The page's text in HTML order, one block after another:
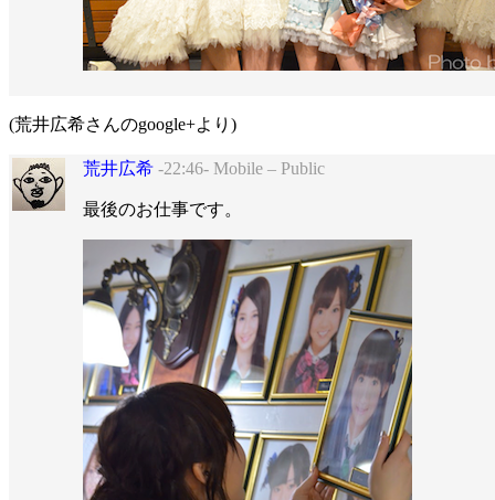
(荒井広希さんのgoogle+より)
荒井広希 -22:46- Mobile – Public
最後のお仕事です。